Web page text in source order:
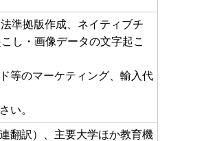
準拠版作成、ネイティブチ
し・画像データの文字起こ
等のマーケティング、輸入代
い。
翻訳）、主要大学ほか教育機